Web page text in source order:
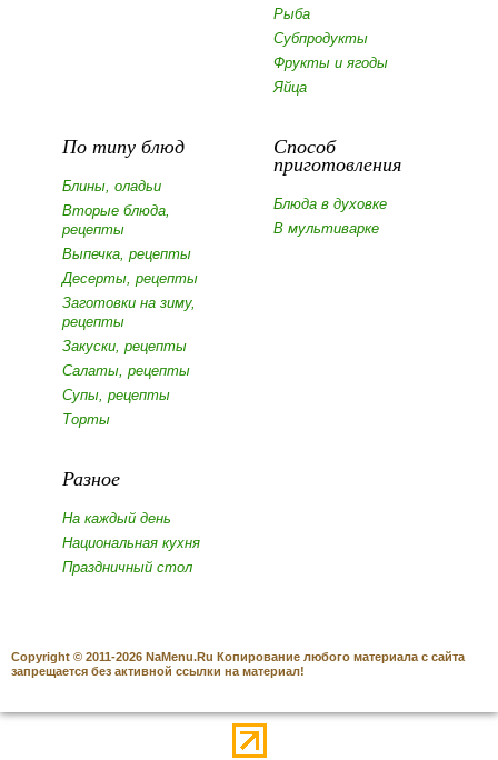
Рыба
Субпродукты
Фрукты и ягоды
Яйца
По типу блюд
Блины, оладьи
Вторые блюда,
рецепты
Выпечка, рецепты
Десерты, рецепты
Заготовки на зиму,
рецепты
Закуски, рецепты
Салаты, рецепты
Супы, рецепты
Торты
Способ
приготовления
Блюда в духовке
В мультиварке
Разное
На каждый день
Национальная кухня
Праздничный стол
Copyright © 2011-2026 NaMenu.Ru Копирование любого материала с сайта
запрещается без активной ссылки на материал!